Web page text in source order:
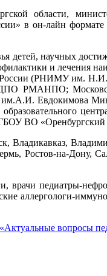
области,
в он-лайн
детей, научных
и лечения
России (РНИМУ им.
РМАНПО;
Евдокимова
ВО «Оренбургский
Владикавказ,
Ростов-на-Дону,
педиатры-
аллергологи-
вопросы